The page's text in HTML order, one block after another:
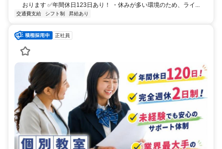
おります ✅年間休日123日あり！ ・休みが多い環境のため、ライ...
交通費支給 シフト制 昇給あり
正社員